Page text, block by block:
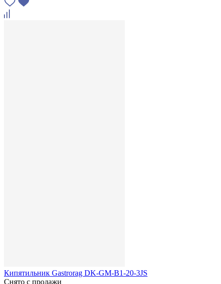
Кипятильник Gastrorag DK-GM-B1-20-3JS
Снято с продажи